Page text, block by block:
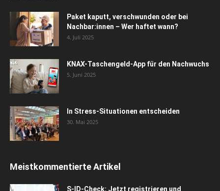
Paket kaputt, verschwunden oder bei
Nachbar:innen – Wer haftet wann?
4. Juli 2025
KNAX-Taschengeld-App für den Nachwuchs
5. Juni 2025
In Stress-Situationen entscheiden
30. Mai 2025
Meistkommentierte Artikel
S-ID-Check: Jetzt registrieren und